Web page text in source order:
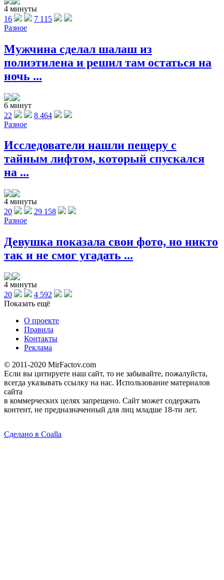
4 минуты
16
7 115
Разное
Мужчина сделал шалаш из
полиэтилена и решил там остаться на
ночь ...
6 минут
22
8 464
Разное
Исследователи нашли пещеру с
тайным лифтом, который спускался
на ...
4 минуты
20
29 158
Разное
Девушка показала свои фото, но никто
так и не смог угадать ...
4 минуты
20
4 592
Показать ещё
О проекте
Правила
Контакты
Реклама
© 2011-2020 MirFactov.com
Если вы цитируете наш сайт, то не забывайте, пожалуйста,
всегда указывать ссылку на нас. Использование материалов
сайта
в коммерческих целях запрещено. Сайт может содержать
контент, не предназначенный для лиц младше 18-ти лет.
Сделано в Coalla